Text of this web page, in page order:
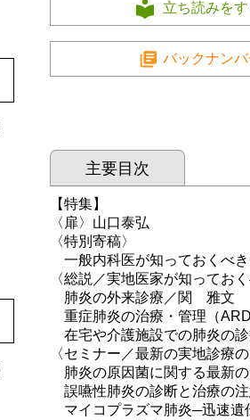
立ち読みをす
バックナンバ
主要目次
【特集】
〈扉〉山口泰弘
〈特別寄稿〉
一般内科医が知っておくべ
〈総説／実地医家が知ってお
肺炎の外来診療／関 雅文
重症肺炎の治療・管理（
在宅や介護施設での肺炎の診
〈セミナー／最新の実地診療
肺炎の原因菌に関する最新
誤嚥性肺炎の診断と治療の
マイコプラズマ肺炎─迅速遺